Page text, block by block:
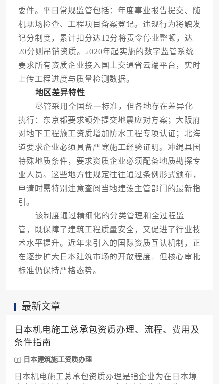
要件。平日常规监管包括：年度事业报告提交、随
机现场检查、工程项目备案登记。违规行为将触发
记分制度，累计扣分达12分将责令停业整顿，达
20分则吊销资质。2020年起实施的数字监管系统
要求所有资质企业接入国土交通省云端平台，实时
上传工程进度与质量检测数据。
地区差异特性
尽管采用全国统一标准，但各地存在差异化
执行：东京都要求额外提交地震应对方案；大阪府
对地下工程施工资质增加防水工程专项认证；北海
道要求企业必须具备严寒施工经验证明。冲绳县因
特殊地质条件，要求资质企业必须配备地质勘探专
业人员。这些地方性规定往往通过条例形式颁布，
申请时需特别注意查阅当地建设主管部门的最新指
引。
该制度通过精细化的分类管理和全过程监
管，既保障了建筑工程质量安全，又促进了行业技
术水平提升。近年来引入的国际资质互认机制，正
在逐步扩大日本建筑市场的开放程度，但核心审批
标准仍保持严格态势。
最新文章
日本机电施工总承包资质办理、流程、费用及
条件指南
日本建筑施工资质办理
日本机电施工总承包资质办理是指企业为在日本境